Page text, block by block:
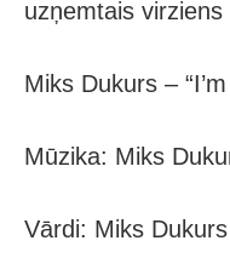
uzņemtais
Miks Dukurs –
Mūzika: Miks
Vārdi: Miks Dukurs